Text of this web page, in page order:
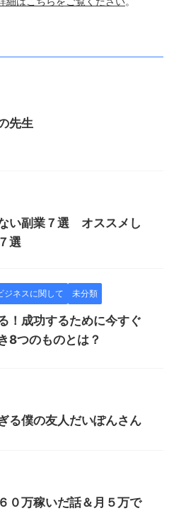
先生
い副業７選 オススメし
選
ジネスに関して 未分類
！成功するために今すぐ
8つのものとは？
る僕の友人だいぽんさん
０万稼いだ話＆月５万で